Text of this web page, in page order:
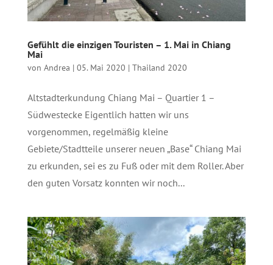
Gefühlt die einzigen Touristen – 1. Mai in Chiang
Mai
von Andrea | 05. Mai 2020 | Thailand 2020
Altstadterkundung Chiang Mai – Quartier 1 –
Südwestecke Eigentlich hatten wir uns
vorgenommen, regelmäßig kleine
Gebiete/Stadtteile unserer neuen „Base“ Chiang Mai
zu erkunden, sei es zu Fuß oder mit dem Roller. Aber
den guten Vorsatz konnten wir noch...